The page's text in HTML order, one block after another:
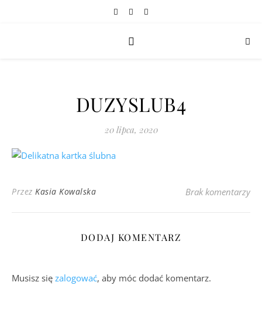
DUZYSLUB4
20 lipca, 2020
Przez Kasia Kowalska Brak komentarzy
DODAJ KOMENTARZ
Musisz się zalogować, aby móc dodać komentarz.